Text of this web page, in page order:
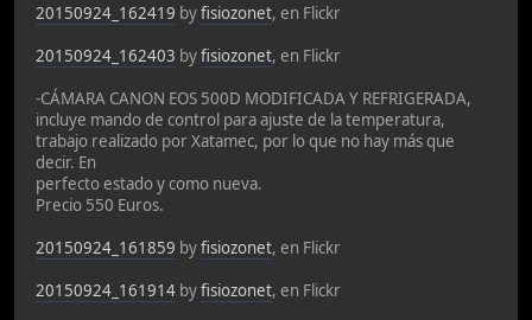
20150924_162419 byfisiozonet, en Flickr
20150924_162403 byfisiozonet, en Flickr
-CÁMARA CANON EOS 500D MODIFICADA Y REFRIGERADA,
incluye mando de control para ajuste de la temperatura,
trabajo realizado por Xatamec, por lo que no hay más que
decir. En
perfecto estado y como nueva.
Precio 550 Euros.
20150924_161859 byfisiozonet, en Flickr
20150924_161914 byfisiozonet, en Flickr